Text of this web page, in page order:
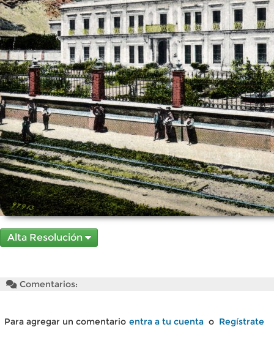
Alta Resolución
Comentarios:
Para agregar un comentario entra a tu cuenta o Regístrate